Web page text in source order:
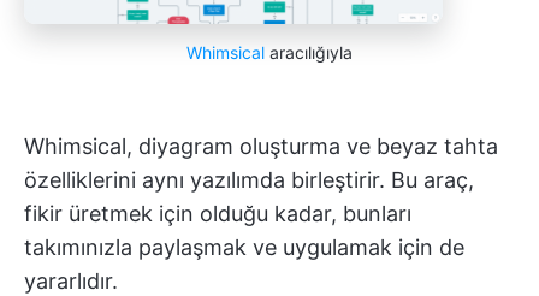
Whimsical aracılığıyla
Whimsical, diyagram oluşturma ve beyaz tahta
özelliklerini aynı yazılımda birleştirir. Bu araç,
fikir üretmek için olduğu kadar, bunları
takımınızla paylaşmak ve uygulamak için de
yararlıdır.